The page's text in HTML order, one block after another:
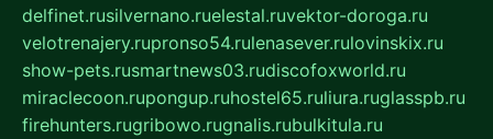
delfinet.rusilvernano.ruelestal.ruvektor-doroga.ru
velotrenajery.rupronso54.rulenasever.rulovinskix.ru
show-pets.rusmartnews03.rudiscofoxworld.ru
miraclecoon.rupongup.ruhostel65.ruliura.ruglasspb.ru
firehunters.rugribowo.rugnalis.rubulkitula.ru